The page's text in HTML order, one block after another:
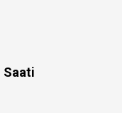
Saati